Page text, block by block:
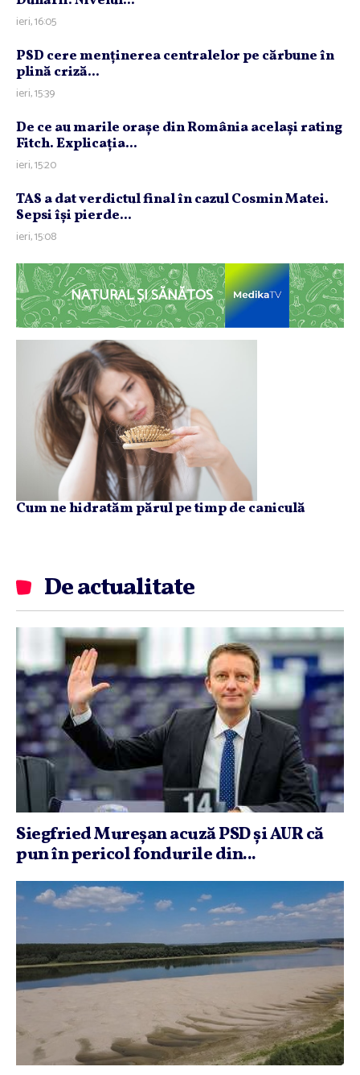
ieri, 16:05
PSD cere menţinerea centralelor pe cărbune în
plină criză...
ieri, 15:39
De ce au marile oraşe din România acelaşi rating
Fitch. Explicaţia...
ieri, 15:20
TAS a dat verdictul final în cazul Cosmin Matei.
Sepsi îşi pierde...
ieri, 15:08
NATURAL ȘI SĂNĂTOS
Cum ne hidratăm părul pe timp de caniculă
De actualitate
Siegfried Mureşan acuză PSD şi AUR că
pun în pericol fondurile din...